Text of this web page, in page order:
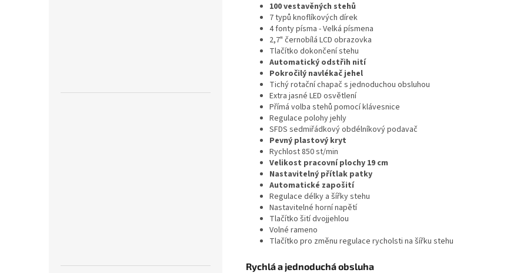
100 vestavěných stehů
7 typů knoflíkových dírek
4 fonty písma - Velká písmena
2,7" černobílá LCD obrazovka
Tlačítko dokončení stehu
Automatický odstřih nití
Pokročilý navlékač jehel
Tichý rotační chapač s jednoduchou obsluhou
Extra jasné LED osvětlení
Přímá volba stehů pomocí klávesnice
Regulace polohy jehly
SFDS sedmiřádkový obdélníkový podavač
Pevný plastový kryt
Rychlost 850 st/min
Velikost pracovní plochy 19 cm
Nastavitelný přítlak patky
Automatické zapošití
Regulace délky a šířky stehu
Nastavitelné horní napětí
Tlačítko šití dvojjehlou
Volné rameno
Tlačítko pro změnu regulace rycholsti na šířku stehu
Rychlá a jednoduchá obsluha